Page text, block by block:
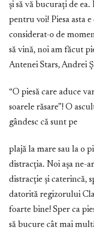
și să vă bucurați de
pentru voi! Piesa asta
considerat-o de
să vină, noi am făcut
Antenei Stars, Andrei
“O piesă care aduce
soarele răsare”! O
gândesc că sunt pe
plajă la mare sau la o
distracția. Noi așa ne-
distracție și caterincă,
datorită regizorului
foarte bine! Sper ca
să bucure cât mai